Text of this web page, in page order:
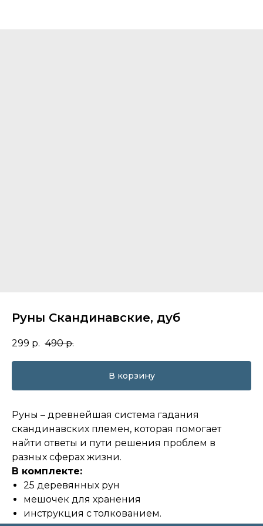
Руны Скандинавские, дуб
299 р. 490 р.
В корзину
Руны – древнейшая система гадания
скандинавских племен, которая помогает
найти ответы и пути решения проблем в
разных сферах жизни.
В комплекте:
25 деревянных рун
мешочек для хранения
инструкция с толкованием.